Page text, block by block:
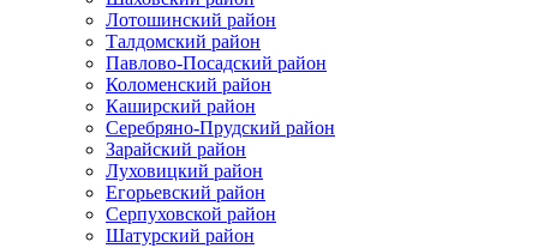
Лотошинский район
Талдомский район
Павлово-Посадский район
Коломенский район
Каширский район
Серебряно-Прудский район
Зарайский район
Луховицкий район
Егорьевский район
Серпуховской район
Шатурский район